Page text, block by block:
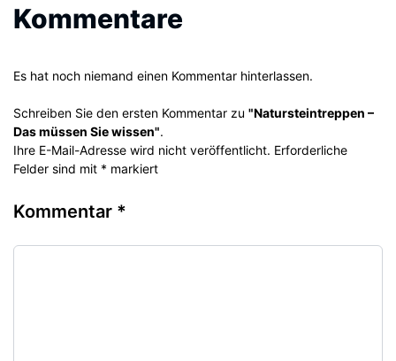
Kommentare
Es hat noch niemand einen Kommentar hinterlassen.
Schreiben Sie den ersten Kommentar zu "Natursteintreppen –
Das müssen Sie wissen".
Ihre E-Mail-Adresse wird nicht veröffentlicht. Erforderliche
Felder sind mit * markiert
Kommentar *